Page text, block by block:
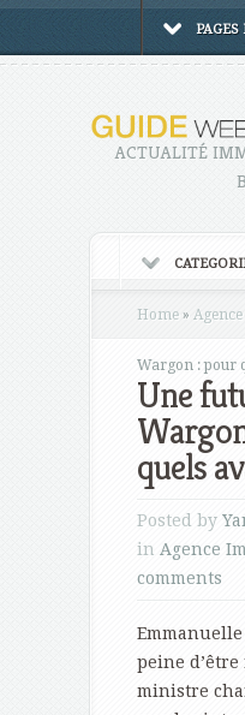
ACTUALITÉ
Home »
Wargon : pour
Une
quels
Posted by
in Agence
comments
peine
ministre